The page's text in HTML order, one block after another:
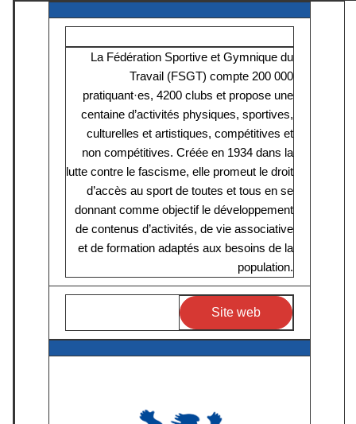
La Fédération Sportive et Gymnique du
Travail (FSGT) compte 200 000
pratiquant·es, 4200 clubs et propose une
centaine d’activités physiques, sportives,
culturelles et artistiques, compétitives et
non compétitives. Créée en 1934 dans la
lutte contre le fascisme, elle promeut le droit
d’accès au sport de toutes et tous en se
donnant comme objectif le développement
de contenus d’activités, de vie associative
et de formation adaptés aux besoins de la
population.
Site web